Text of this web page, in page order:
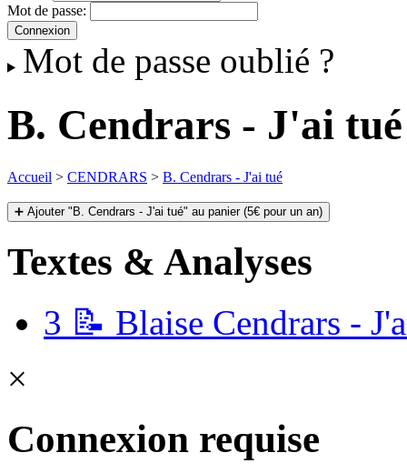
Mot de passe:
Mot de passe oublié ?
B. Cendrars - J'ai tué
Accueil > CENDRARS > B. Cendrars - J'ai tué
➕ Ajouter "B. Cendrars - J'ai tué" au panier (5€ pour un an)
Textes & Analyses
3 📝 Blaise Cendrars -
×
Connexion requise